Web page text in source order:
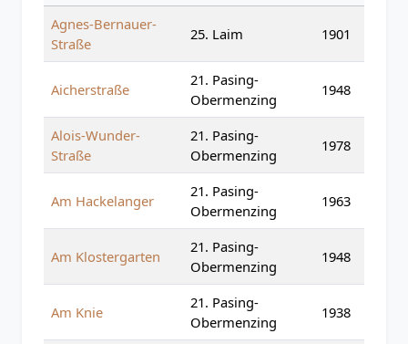
Agnes-Bernauer-
Straße
25. Laim 1901
Aicherstraße
21. Pasing-
Obermenzing
1948
Alois-Wunder-
Straße
21. Pasing-
Obermenzing
1978
Am Hackelanger
21. Pasing-
Obermenzing
1963
Am Klostergarten
21. Pasing-
Obermenzing
1948
Am Knie
21. Pasing-
Obermenzing
1938